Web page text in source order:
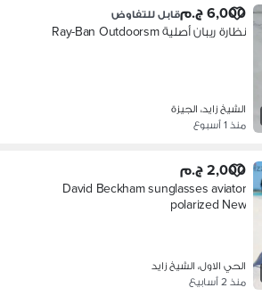
6,000 ج.م قابل للتفاوض
نظارة ريبان أصلية Ray-Ban Outdoorsm
الشيخ زايد، الجيزة
منذ 1 أسبوع
2,000 ج.م
David Beckham sunglasses aviator
polarized New
الحي الاول، الشيخ زايد
منذ 2 أسابيع